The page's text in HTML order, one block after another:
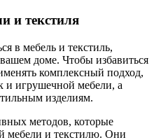
и текстиля
в мебель и текстиль,
доме. Чтобы избавиться
комплексный подход,
и игрушечной мебели, а
изделиям.
методов, которые
мебели и текстилю. Они